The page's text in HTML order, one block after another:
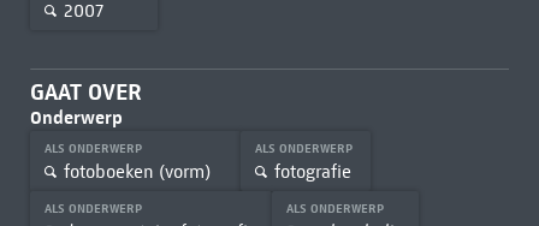
2007
GAAT OVER
Onderwerp
ALS ONDERWERP
fotoboeken (vorm)
ALS ONDERWERP
fotografie
ALS ONDERWERP ALS ONDERWERP